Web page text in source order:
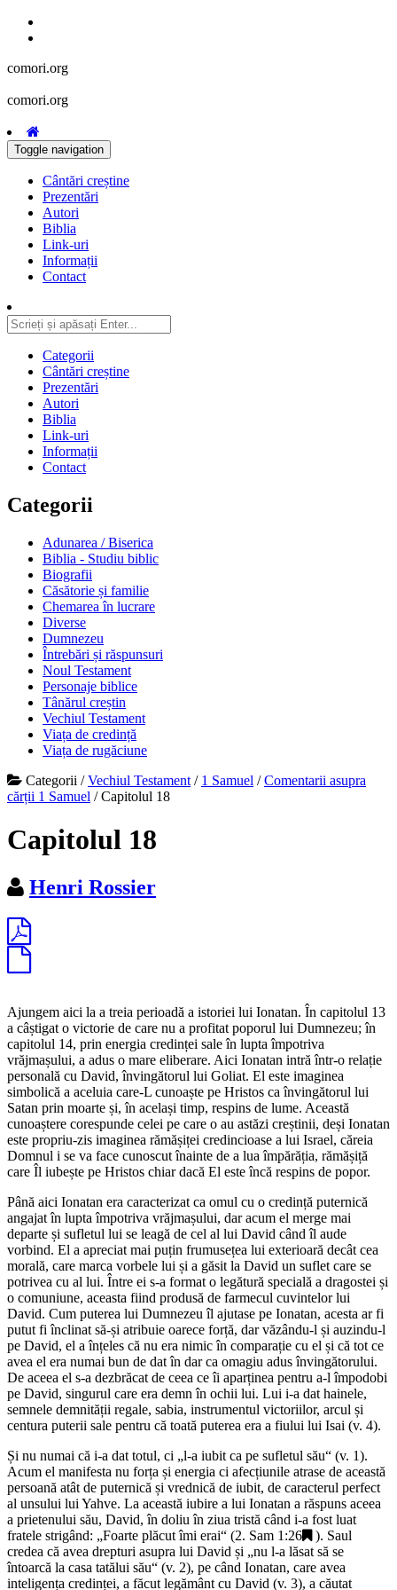
comori.org
comori.org
Toggle navigation
Cântări creștine
Prezentări
Autori
Biblia
Link-uri
Informații
Contact
Categorii
Cântări creștine
Prezentări
Autori
Biblia
Link-uri
Informații
Contact
Categorii
Adunarea / Biserica
Biblia - Studiu biblic
Biografii
Căsătorie și familie
Chemarea în lucrare
Diverse
Dumnezeu
Întrebări și răspunsuri
Noul Testament
Personaje biblice
Tânărul creștin
Vechiul Testament
Viața de credință
Viața de rugăciune
Categorii /Vechiul Testament / 1 Samuel /Comentarii asupra
cărții 1 Samuel /Capitolul 18
Capitolul 18
Henri Rossier
Ajungem aici la a treia perioadă a istoriei lui Ionatan. În capitolul 13
a câștigat o victorie de care nu a profitat poporul lui Dumnezeu; în
capitolul 14, prin energia credinței sale în lupta împotriva
vrăjmașului, a adus o mare eliberare. Aici Ionatan intră într-o relație
personală cu David, învingătorul lui Goliat. El este imaginea
simbolică a aceluia care-L cunoaște pe Hristos ca învingătorul lui
Satan prin moarte și, în același timp, respins de lume. Această
cunoaștere corespunde celei pe care o au astăzi creștinii, deși Ionatan
este propriu-zis imaginea rămășiței credincioase a lui Israel, căreia
Domnul i se va face cunoscut înainte de a lua împărăția, rămășiță
care Îl iubește pe Hristos chiar dacă El este încă respins de popor.
Până aici Ionatan era caracterizat ca omul cu o credință puternică
angajat în lupta împotriva vrăjmașului, dar acum el merge mai
departe și sufletul lui se leagă de cel al lui David când îl aude
vorbind. El a apreciat mai puțin frumusețea lui exterioară decât cea
morală, care marca vorbele lui și a găsit la David un suflet care se
potrivea cu al lui. Între ei s-a format o legătură specială a dragostei și
o comuniune, aceasta fiind produsă de farmecul cuvintelor lui
David. Cum puterea lui Dumnezeu îl ajutase pe Ionatan, acesta ar fi
putut fi înclinat să-și atribuie oarece forță, dar văzându-l și auzindu-l
pe David, el a înțeles că nu era nimic în comparație cu el și că tot ce
avea el era numai bun de dat în dar ca omagiu adus învingătorului.
De aceea el s-a dezbrăcat de ceea ce îi aparținea pentru a-l împodobi
pe David, singurul care era demn în ochii lui. Lui i-a dat hainele,
semnele demnității regale, sabia, instrumentul victoriilor, arcul și
centura puterii sale pentru că toată puterea era a fiului lui Isai (v. 4).
Și nu numai că i-a dat totul, ci „l-a iubit ca pe sufletul său“ (v. 1).
Acum el manifesta nu forța și energia ci afecțiunile atrase de această
persoană atât de puternică și vrednică de iubit, de caracterul perfect
al unsului lui Yahve. La această iubire a lui Ionatan a răspuns aceea
a prietenului său, David, în doliu în ziua tristă când i-a fost luat
fratele strigând: „Foarte plăcut îmi erai“ (2. Sam 1:26
). Saul
credea că avea drepturi asupra lui David și „nu l-a lăsat să se
întoarcă la casa tatălui său“ (v. 2), pe când Ionatan, care avea
inteligența credinței, a făcut legământ cu David (v. 3), a căutat